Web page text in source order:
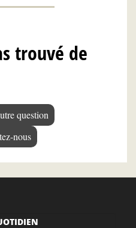
trouvé de
question
nous